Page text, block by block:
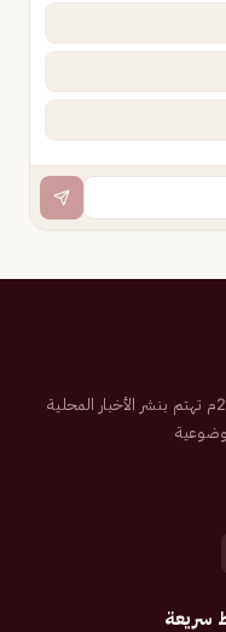
صحيفة إلكترونية سعودية تم تأسيسها عام 2007م تهتم بنشر الأخبار المحلية
سريعة